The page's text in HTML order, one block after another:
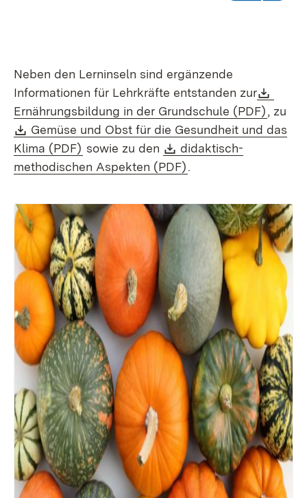
Neben den Lerninseln sind ergänzende
Informationen für Lehrkräfte entstanden zur
Ernährungsbildung in der Grundschule (PDF), zu
Download:
Gemüse und Obst für die Gesundheit und das
Klima (PDF) (Öffnet in neuem Fenster)
sowie zu den Download:
didaktisch-
methodischen Aspekten (PDF).